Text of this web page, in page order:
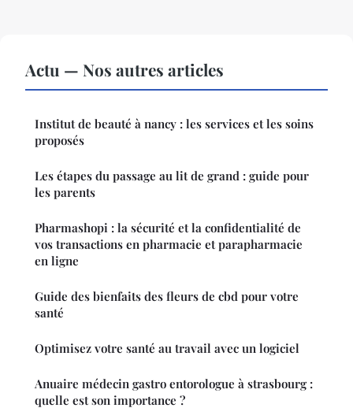
Actu — Nos autres articles
Institut de beauté à nancy : les services et les soins
proposés
Les étapes du passage au lit de grand : guide pour
les parents
Pharmashopi : la sécurité et la confidentialité de
vos transactions en pharmacie et parapharmacie
en ligne
Guide des bienfaits des fleurs de cbd pour votre
santé
Optimisez votre santé au travail avec un logiciel
Anuaire médecin gastro entorologue à strasbourg :
quelle est son importance ?